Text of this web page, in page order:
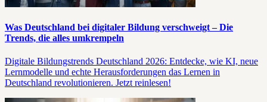
Was Deutschland bei digitaler Bildung verschweigt – Die
Trends, die alles umkrempeln
Digitale Bildungstrends Deutschland 2026: Entdecke, wie KI, neue
Lernmodelle und echte Herausforderungen das Lernen in
Deutschland revolutionieren. Jetzt reinlesen!